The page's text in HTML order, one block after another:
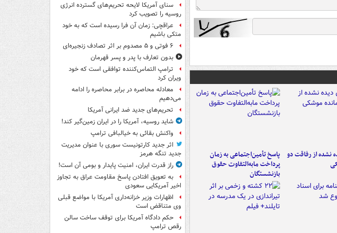
از رفاقت دو
پاسخ تأمین‌اجتماعی به زمان
پرداخت مابه‌التفاوت حقوق
بازنشستگان
سنای آمریکا لایحه تحریم‌های گسترده انرژی
روسیه را تصویب کرد
عراقچی: زمان آن فرا رسیده است که به خود
متکی باشیم
۶ فوتی و ۵ مصدوم بر اثر تصادف زنجیره‌ای
بدون تعارف با پدر و پسر قهرمان
ترامپ التماس‌کننده توافقی است که خود
ویران کرد
معادله محاصره در برابر محاصره را ادامه
می‌دهیم
تحریم‌های جدید ضد ایرانی آمریکا
شاید روسیه، آمریکا را در ایران زمین‌گیر کند!
واکنش بقائی به خیالبافی ترامپ
اثر جدید کارتونیست سوری با عنوان مدیریت
جدید تنگه هرمز
راز قدرت ایران، امنیت پایدار و بومی آن است!
به تعویق افتادن پاسخ مقاومت عراق به تجاوز
اخیر آمریکایی سعودی
اظهارات وزیر خزانه‌داری آمریکا با مواضع قبلی
وی متناقض است
حکم دادگاه آمریکا برای توقف ساخت سالن
رقص ترامپ